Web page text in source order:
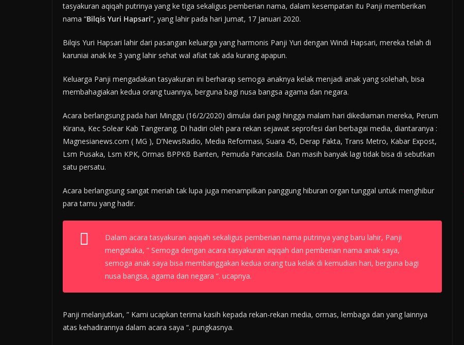
tasyakuran aqiqah putrinya yang ke tiga sekaligus pemberian nama, dalam kesempatan itu Panji memberikan
nama “Bilqis Yuri Hapsari“, yang lahir pada hari Jumat, 17 Januari 2020.
Bilqis Yuri Hapsari lahir dari pasangan keluarga yang harmonis Panji Yuri dengan Windi Hapsari, mereka telah di
karuniai anak ke 3 yang lahir sehat wal afiat tak ada kurang apapun.
Keluarga Panji mengadakan tasyakuran ini berharap semoga anaknya kelak menjadi anak yang solehah, bisa
membahagiakan kedua orang tuannya, berguna bagi nusa bangsa agama dan negara.
Acara berlangsung pada hari Minggu (16/2/2020) dimulai dari pagi hingga malam hari dikediaman mereka, Perum
Kirana, Kec Solear Kab Tangerang. Di hadiri oleh para rekan sejawat seprofesi dari berbagai media, diantaranya :
Magnesianews.com ( MG ), D’NewsRadio, Media Reformasi, Suara 45, Derap Fakta, Trans Metro, Kabar Expost,
Lsm Pusaka, Lsm KPK, Ormas BPPKB Banten, Pemuda Pancasila. Dan masih banyak lagi tidak bisa di sebutkan
satu persatu.
Acara berlangsung sangat meriah tak lupa juga menampilkan panggung hiburan organ tunggal untuk menghibur
para tamu yang hadir.
Dalam acara tasyakuran aqiqah sekaligus pemberian nama putrinya yang baru lahir, Panji
mengataka, ” Semoga dengan acara tasyakuran aqiqah dan pemberian nama anak saya,
semoga anak saya bisa membanggakan kedua orang tua kelak di kemudian hari, berguna bagi
nusa bangsa, agama dan negara “. ucapnya.
Panji melanjutkan, ” Kami ucapkan terima kasih kepada rekan-rekan media, ormas, lembaga dan yang lainnya
atas kehadirannya dalam acara saya “. pungkasnya.